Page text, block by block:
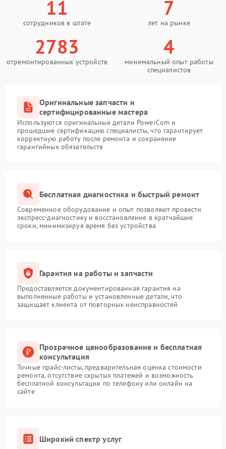
11
сотрудников в штате
7
лет на рынке
2783
отремонтированных устройств
4
минимальный опыт работы
специалистов
Оригинальные запчасти и
сертифицированные мастера
Используются оригинальные детали PowerCom и
прошедшие сертификацию специалисты, что гарантирует
корректную работу после ремонта и сохранение
гарантийных обязательств
Бесплатная диагностика и быстрый ремонт
Современное оборудование и опыт позволяют провести
экспресс-диагностику и восстановление в кратчайшие
сроки, минимизируя время без устройства
Гарантия на работы и запчасти
Предоставляется документированная гарантия на
выполненные работы и установленные детали, что
защищает клиента от повторных неисправностей
Прозрачное ценообразование и бесплатная
консультация
Точные прайс-листы, предварительная оценка стоимости
ремонта, отсутствие скрытых платежей и возможность
бесплатной консультации по телефону или онлайн на
сайте
Широкий спектр услуг